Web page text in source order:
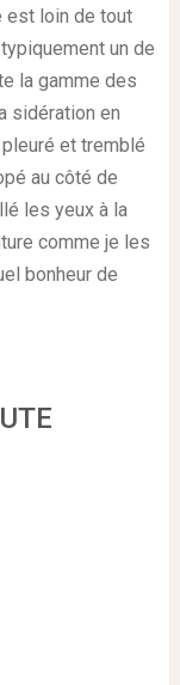
est loin de tout
un de
la gamme des
sidération en
pleuré et tremblé
au côté de
les yeux à la
comme je les
bonheur de